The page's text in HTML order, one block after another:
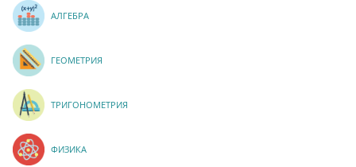
АЛГЕБРА
ГЕОМЕТРИЯ
ТРИГОНОМЕТРИЯ
ФИЗИКА